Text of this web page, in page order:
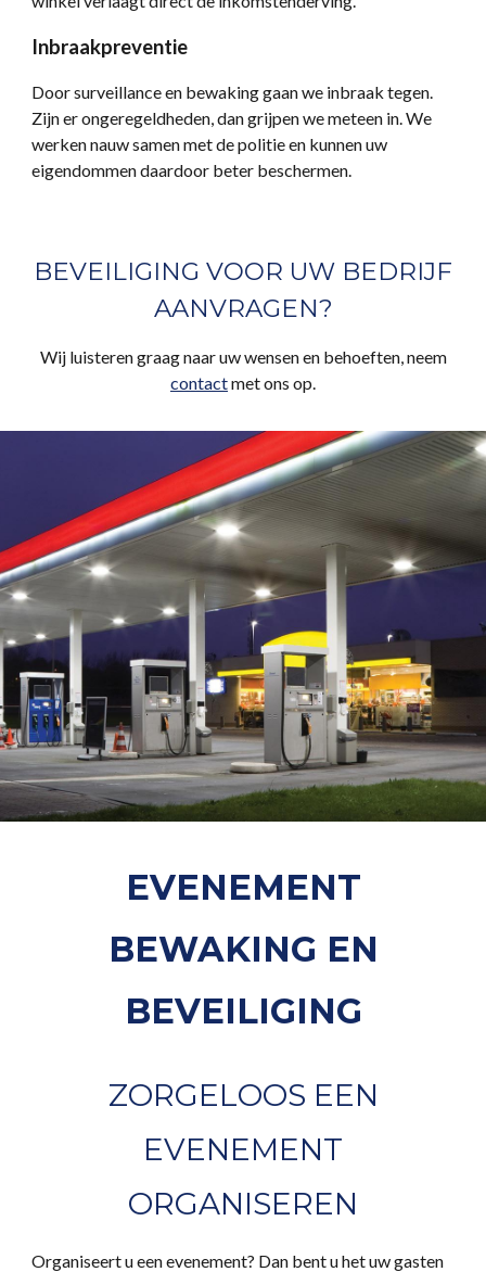
Inbraakpreventie
Door surveillance en bewaking gaan we inbraak tegen.
Zijn er ongeregeldheden, dan grijpen we meteen in. We
werken nauw samen met de politie en kunnen uw
eigendommen daardoor beter beschermen.
BEVEILIGING VOOR UW BEDRIJF
AANVRAGEN?
Wij luisteren graag naar uw wensen en behoeften, neem
contactmet ons op.
EVENEMENT
BEWAKING EN
BEVEILIGING
ZORGELOOS EEN
EVENEMENT
ORGANISEREN
Organiseert u een evenement? Dan bent u het uw gasten